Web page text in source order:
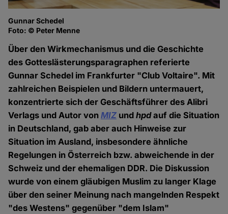
Gunnar Schedel
Foto: © Peter Menne
Über den Wirkmechanismus und die Geschichte
des Gotteslästerungsparagraphen referierte
Gunnar Schedel im Frankfurter "Club Voltaire". Mit
zahlreichen Beispielen und Bildern untermauert,
konzentrierte sich der Geschäftsführer des Alibri
Verlags und Autor vonMIZ undhpdauf die Situation
in Deutschland, gab aber auch Hinweise zur
Situation im Ausland, insbesondere ähnliche
Regelungen in Österreich bzw. abweichende in der
Schweiz und der ehemaligen DDR. Die Diskussion
wurde von einem gläubigen Muslim zu langer Klage
über den seiner Meinung nach mangelnden Respekt
"des Westens" gegenüber "dem Islam"